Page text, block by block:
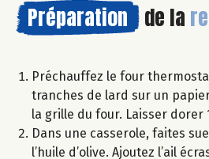
Préparation de la
Préchauffez le four
tranches de lard sur un
la grille du four. Laisser dorer
Dans une casserole, faites
l’huile d’olive. Ajoutez l’ail